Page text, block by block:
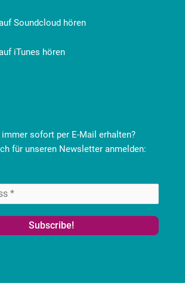
Soundcloud hören
iTunes hören
sofort per E-Mail erhalten?
für unseren Newsletter anmelden: